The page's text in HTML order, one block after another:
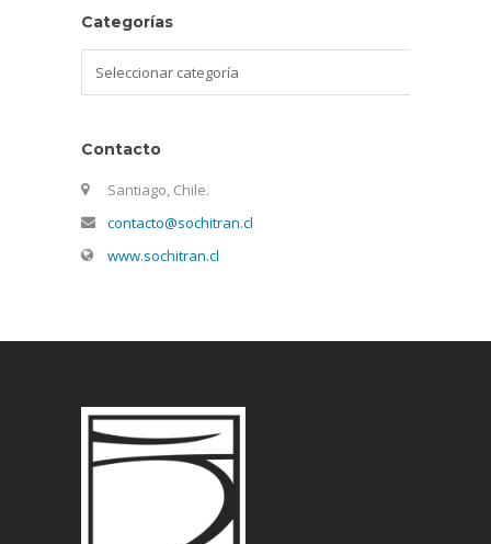
Categorías
Contacto
Santiago, Chile.
contacto@sochitran.cl
www.sochitran.cl